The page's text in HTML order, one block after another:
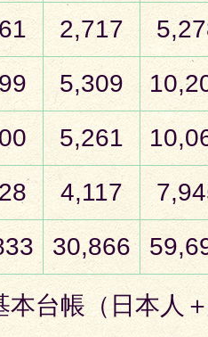
2,717
5,309
5,261
4,117
30,866
本台帳（日本人